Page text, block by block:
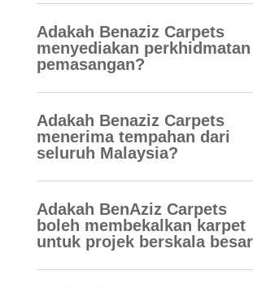
Adakah Benaziz Carpets
menyediakan perkhidmatan
pemasangan?
Adakah Benaziz Carpets
menerima tempahan dari
seluruh Malaysia?
Adakah BenAziz Carpets
boleh membekalkan karpet
untuk projek berskala